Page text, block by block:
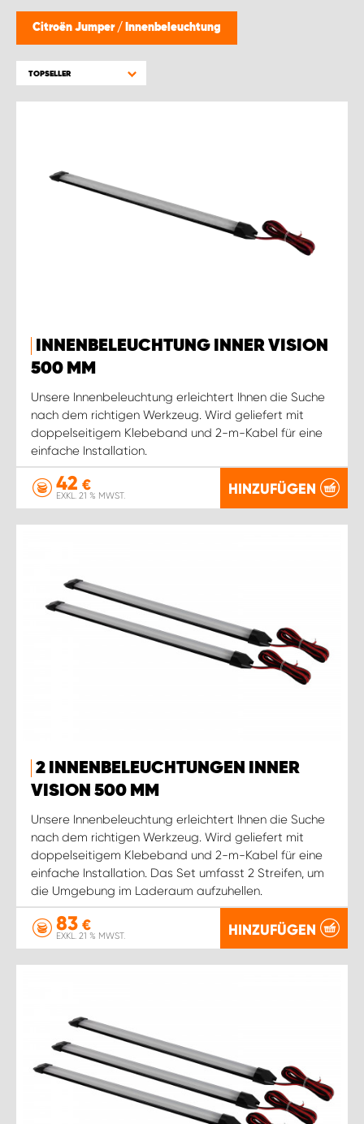
Citroën Jumper / Innenbeleuchtung
TOPSELLER
INNENBELEUCHTUNG INNER VISION
500 MM
Unsere Innenbeleuchtung erleichtert Ihnen die Suche
nach dem richtigen Werkzeug. Wird geliefert mit
doppelseitigem Klebeband und 2-m-Kabel für eine
einfache Installation.
42 €
EXKL. 21 % MWST. HINZUFÜGEN
2 INNENBELEUCHTUNGEN INNER
VISION 500 MM
Unsere Innenbeleuchtung erleichtert Ihnen die Suche
nach dem richtigen Werkzeug. Wird geliefert mit
doppelseitigem Klebeband und 2-m-Kabel für eine
einfache Installation. Das Set umfasst 2 Streifen, um
die Umgebung im Laderaum aufzuhellen.
83 €
EXKL. 21 % MWST. HINZUFÜGEN